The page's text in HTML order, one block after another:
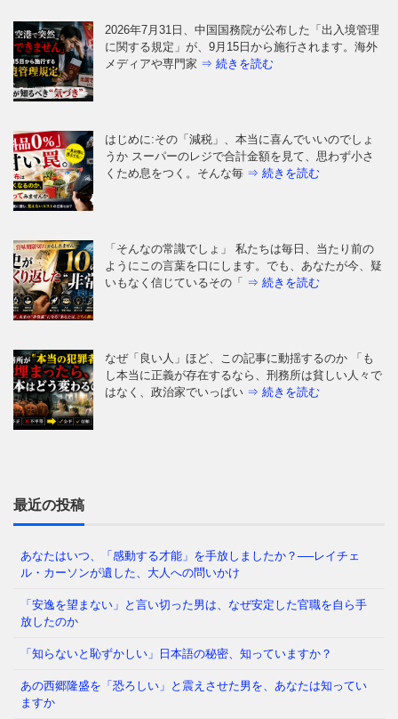
2026年7月31日、中国国務院が公布した「出入境管理
に関する規定」が、9月15日から施行されます。海外
メディアや専門家 ⇒ 続きを読む
はじめに:その「減税」、本当に喜んでいいのでしょ
うか スーパーのレジで合計金額を見て、思わず小さ
くため息をつく。そんな毎 ⇒ 続きを読む
「そんなの常識でしょ」 私たちは毎日、当たり前の
ようにこの言葉を口にします。でも、あなたが今、疑
いもなく信じているその「 ⇒ 続きを読む
なぜ「良い人」ほど、この記事に動揺するのか 「も
し本当に正義が存在するなら、刑務所は貧しい人々で
はなく、政治家でいっぱい ⇒ 続きを読む
「わたしたちの多くは大人になるまえに澄みきった洞
ぶらせ、あるときはまった⇒ 続きを読む
なぜ日本人は「牙」を抜かれたのか——GHQが仕掛け
最近の投稿
あなたはいつ、「感動する才能」を手放しましたか？──レイチェ
ル・カーソンが遺した、大人への問いかけ
「安逸を望まない」と言い切った男は、なぜ安定した官職を自ら手
放したのか
「知らないと恥ずかしい」日本語の秘密、知っていますか？
あの西郷隆盛を「恐ろしい」と震えさせた男を、あなたは知ってい
ますか